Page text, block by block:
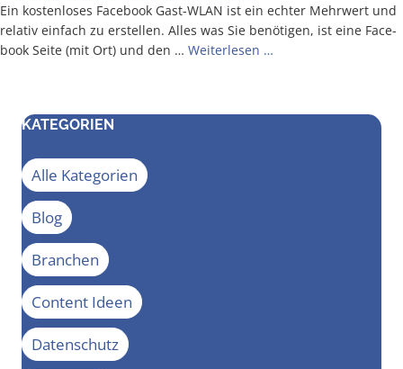
Ein kos­ten­lo­ses Face­book Gast-WLAN ist ein ech­ter Mehr­wert und
rela­tiv ein­fach zu erstel­len. Alles was Sie benö­ti­gen, ist eine Face­
book Sei­te (mit Ort) und den … Wei­ter­le­sen …
KATEGORIEN
Alle Kategorien
Blog
Branchen
Content Ideen
Datenschutz